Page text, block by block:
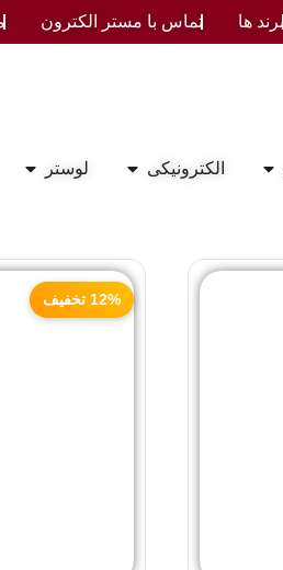
برند ها تماس با مستر الکترون
الکترونیکی لوستر
12% تخفیف